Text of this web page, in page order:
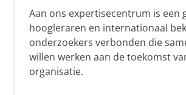
Aan ons expertisecentrum is een
hoogleraren en internationaal
onderzoekers verbonden die
willen werken aan de toekomst
organisatie.